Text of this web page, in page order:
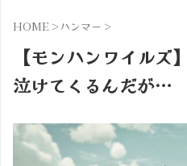
HOME >ハンマー >
【モンハンワイルズ
泣けてくるんだが…